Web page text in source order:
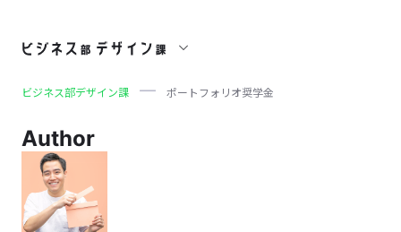
ポートフォリオ奨学金
ビジネス部デザイン課 ポートフォリオ奨学金
Author